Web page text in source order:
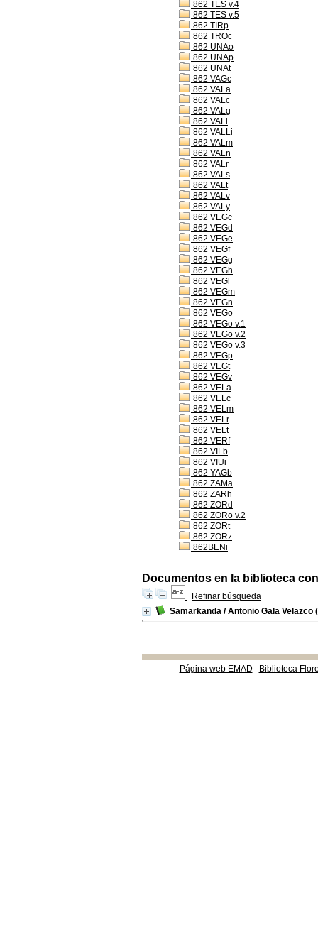
862 TES v.4
862 TES v.5
862 TIRp
862 TROc
862 UNAo
862 UNAp
862 UNAt
862 VAGc
862 VALa
862 VALc
862 VALg
862 VALl
862 VALLi
862 VALm
862 VALn
862 VALr
862 VALs
862 VALt
862 VALv
862 VALy
862 VEGc
862 VEGd
862 VEGe
862 VEGf
862 VEGg
862 VEGh
862 VEGl
862 VEGm
862 VEGn
862 VEGo
862 VEGo v.1
862 VEGo v.2
862 VEGo v.3
862 VEGp
862 VEGt
862 VEGv
862 VELa
862 VELc
862 VELm
862 VELr
862 VELt
862 VERf
862 VILb
862 VIUi
862 YAGb
862 ZAMa
862 ZARh
862 ZORd
862 ZORo v.2
862 ZORt
862 ZORz
862BENi
Documentos en la biblioteca
Refinar búsqueda
Samarkanda /Antonio Gala Velazco
Página web EMAD Biblioteca